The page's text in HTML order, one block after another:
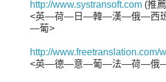
http://www.systransoft.com (推
<英—荷—日—韓—漢—俄—西
—葡>
http://www.freetranslation.com/
<英—德—意—葡—法—荷—俄—